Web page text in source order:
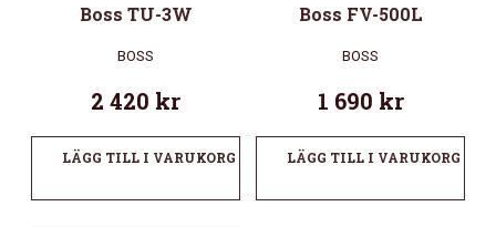
Boss TU-3W
BOSS
2 420 kr
LÄGG TILL I VARUKORG
Boss FV-500L
BOSS
1 690 kr
LÄGG TILL I VARUKORG